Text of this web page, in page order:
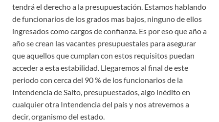
tendrá el derecho a la presupuestación. Estamos hablando
de funcionarios de los grados mas bajos, ninguno de ellos
ingresados como cargos de confianza. Es por eso que año a
año se crean las vacantes presupuestales para asegurar
que aquellos que cumplan con estos requisitos puedan
acceder a esta estabilidad. Llegaremos al final de este
periodo con cerca del 90 % de los funcionarios de la
Intendencia de Salto, presupuestados, algo inédito en
cualquier otra Intendencia del país y nos atrevemos a
decir, organismo del estado.